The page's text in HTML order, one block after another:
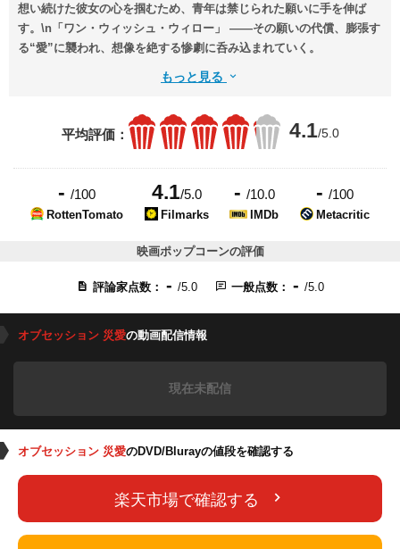
想い続けた彼女の心を掴むため、青年は禁じられた願いに手を伸ば
す。\n「ワン・ウィッシュ・ウィロー」 ――その願いの代償、膨張す
る“愛”に襲われ、想像を絶する惨劇に呑み込まれていく。
もっと見る
平均評価： 4.1/5.0
- /100
RottenTomato
4.1/5.0
Filmarks
- /10.0
IMDb
-/100
Metacritic
映画ポップコーンの評価
評論家点数： - /5.0 一般点数： - /5.0
オブセッション 災愛の動画配信情報
現在未配信
オブセッション 災愛のDVD/Blurayの値段を確認する
楽天市場で確認する